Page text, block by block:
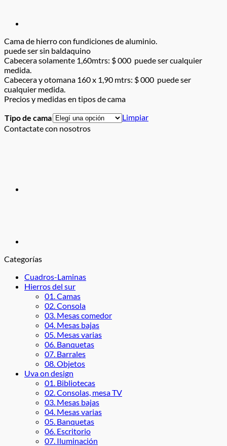
Cama de hierro con fundiciones de aluminio.
puede ser sin baldaquino
Cabecera solamente 1,60mtrs: $ 000 puede ser cualquier
medida.
Cabecera y otomana 160 x 1,90 mtrs: $ 000 puede ser
cualquier medida.
Precios y medidas en tipos de cama
Tipo de cama
Limpiar
Contactate con nosotros
Categorías
Cuadros-Laminas
Hierros del sur
01. Camas
02. Consola
03. Mesas comedor
04. Mesas bajas
05. Mesas varias
06. Banquetas
07. Barrales
08. Objetos
Uva on design
01. Bibliotecas
02. Consolas, mesa TV
03. Mesas bajas
04. Mesas varias
05. Banquetas
06. Escritorio
07. Iluminación